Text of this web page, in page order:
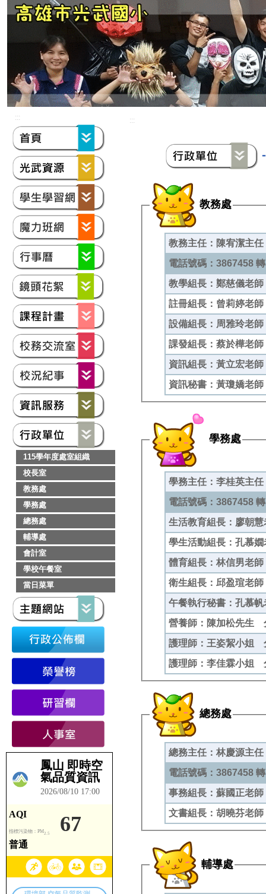
:::
115學年度處室組織
校長室
教務處
學務處
總務處
輔導處
會計室
學校午餐室
當日菜單
:::
教務處
教務主任：陳宥潔主任
電話號碼：3867458
教學組長：鄭慈儀老
註冊組長：曾莉婷老
設備組長：周雅玲老
課發組長：蔡於樺老
資訊組長：黃立宏老
資訊秘書：黃瓊嬌老師
學務處
學務主任：李桂英主任
電話號碼：3867458
生活教育組長：廖朝
學生活動組長：孔慕
體育組長：林信男老
衛生組長：邱盈瑄老
午餐執行秘書：孔慕帆
營養師：陳加松先生
護理師：王姿絜小姐
護理師：李佳霖小姐
總務處
總務主任：林慶源主任
電話號碼：3867458
事務組長：蘇國正老
文書組長：胡曉芬老
輔導處